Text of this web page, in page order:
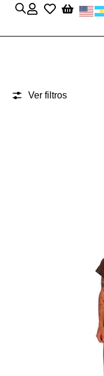
Ver filtros